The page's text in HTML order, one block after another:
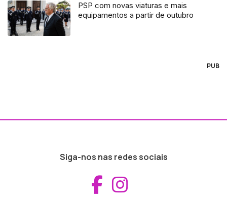
PSP com novas viaturas e mais
equipamentos a partir de outubro
PUB
Siga-nos nas redes sociais
Aceder ao